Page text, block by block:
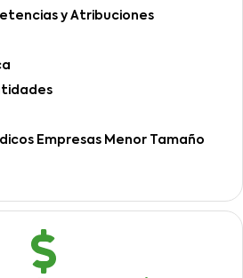
y Atribuciones
Empresas Menor Tamaño